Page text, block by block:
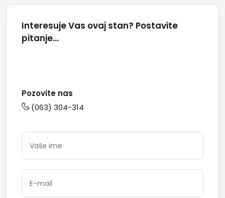
Interesuje Vas ovaj stan? Postavite
pitanje...
Pozovite nas
(063) 304-314